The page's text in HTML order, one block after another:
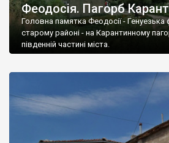
Феодосія. Пагорб
Головна памятка Феодосії -
старому районі - на Карантинному
південній частині міста.